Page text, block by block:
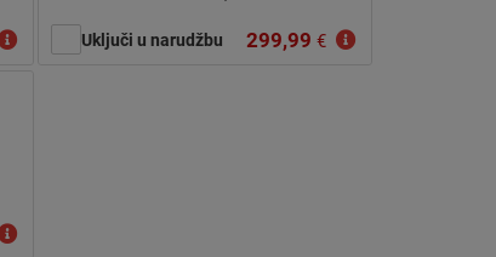
Uključi u narudžbu 299,99 €